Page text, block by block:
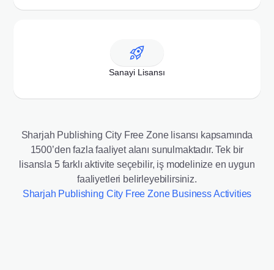
Sanayi Lisansı
Sharjah Publishing City Free Zone lisansı kapsamında
1500’den fazla faaliyet alanı sunulmaktadır. Tek bir
lisansla 5 farklı aktivite seçebilir, iş modelinize en uygun
faaliyetleri belirleyebilirsiniz.
Sharjah Publishing City Free Zone Business Activities